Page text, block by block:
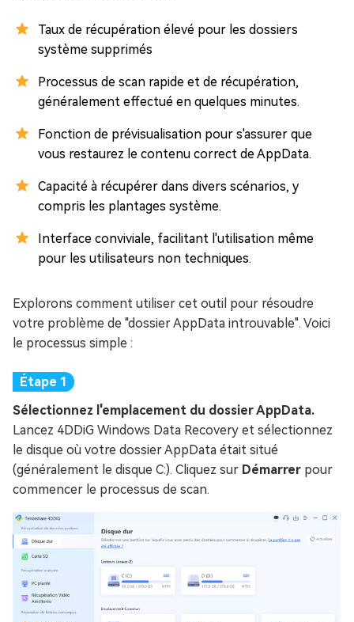
Taux de récupération élevé pour les dossiers
système supprimés
Processus de scan rapide et de récupération,
généralement effectué en quelques minutes.
Fonction de prévisualisation pour s'assurer que
vous restaurez le contenu correct de AppData.
Capacité à récupérer dans divers scénarios, y
compris les plantages système.
Interface conviviale, facilitant l'utilisation même
pour les utilisateurs non techniques.
Explorons comment utiliser cet outil pour résoudre
votre problème de "dossier AppData introuvable". Voici
le processus simple :
Sélectionnez l'emplacement du dossier AppData.
Lancez 4DDiG Windows Data Recovery et sélectionnez
le disque où votre dossier AppData était situé
(généralement le disque C:). Cliquez sur Démarrer pour
commencer le processus de scan.